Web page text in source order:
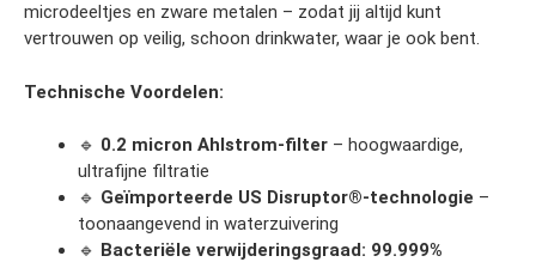
microdeeltjes en zware metalen – zodat jij altijd kunt
vertrouwen op veilig, schoon drinkwater, waar je ook bent.
Technische Voordelen:
🔹 0.2 micron Ahlstrom-filter – hoogwaardige,
ultrafijne filtratie
🔹 Geïmporteerde US Disruptor®-technologie –
toonaangevend in waterzuivering
🔹 Bacteriële verwijderingsgraad: 99.999%